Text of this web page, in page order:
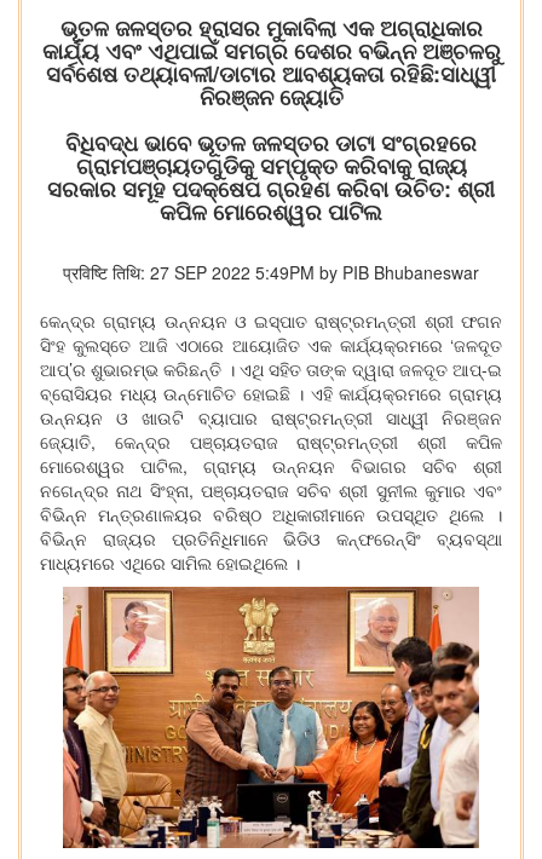
ଭୂତଳ ଜଳସ୍ତର ହ୍ରାସର ମୁକାବିଲା ଏକ ଅଗ୍ରାଧିକାର
କାର୍ଯ୍ୟ ଏବଂ ଏଥିପାଇଁ ସମଗ୍ର ଦେଶର ବଭିନ୍ନ ଅଞ୍ଚଳରୁ
ସର୍ବଶେଷ ତଥ୍ୟାବଳୀ/ଡାଟାର ଆବଶ୍ୟକତା ରହିଛି:ସାଧ୍ୱୀ
ନିରଞ୍ଜନ ଜ୍ୟୋତି
ବିଧିବଦ୍ଧ ଭାବେ ଭୂତଳ ଜଳସ୍ତର ଡାଟା ସଂଗ୍ରହରେ
ଗ୍ରାମପଞ୍ଚାୟତଗୁଡିକୁ ସମ୍ପୃକ୍ତ କରିବାକୁ ରାଜ୍ୟ
ସରକାର ସମୂହ ପଦକ୍ଷେପ ଗ୍ରହଣ କରିବା ଉଚିତ: ଶ୍ରୀ
କପିଳ ମୋରେଶ୍ୱର ପାଟିଲ
प्रविष्टि तिथि: 27 SEP 2022 5:49PM by PIB Bhubaneswar
କେନ୍ଦ୍ର ଗ୍ରାମ୍ୟ ଉନ୍ନୟନ ଓ ଇସ୍ପାତ ରାଷ୍ଟ୍ରମନ୍ତ୍ରୀ ଶ୍ରୀ ଫଗନ
ସିଂହ କୁଲସ୍ତେ ଆଜି ଏଠାରେ ଆୟୋଜିତ ଏକ କାର୍ଯ୍ୟକ୍ରମରେ ‘ଜଳଦୂତ
ଆପ୍‌’ର ଶୁଭାରମ୍ଭ କରିଛନ୍ତି । ଏଥି ସହିତ ତାଙ୍କ ଦ୍ୱାରା ଜଳଦୂତ ଆପ୍‌-ଇ
ବ୍ରୋସିୟର ମଧ୍ୟ ଉନ୍ମୋଚିତ ହୋଇଛି । ଏହି କାର୍ଯ୍ୟକ୍ରମରେ ଗ୍ରାମ୍ୟ
ଉନ୍ନୟନ ଓ ଖାଉଟି ବ୍ୟାପାର ରାଷ୍ଟ୍ରମନ୍ତ୍ରୀ ସାଧ୍ୱୀ ନିରଞ୍ଜନ
ଜ୍ୟୋତି, କେନ୍ଦ୍ର ପଞ୍ଚାୟତରାଜ ରାଷ୍ଟ୍ରମନ୍ତ୍ରୀ ଶ୍ରୀ କପିଳ
ମୋରେଶ୍ୱର ପାଟିଲ, ଗ୍ରାମ୍ୟ ଉନ୍ନୟନ ବିଭାଗର ସଚିବ ଶ୍ରୀ
ନଗେନ୍ଦ୍ର ନାଥ ସିଂହ୍ନା, ପଞ୍ଚାୟତରାଜ ସଚିବ ଶ୍ରୀ ସୁନୀଲ କୁମାର ଏବଂ
ବିଭିନ୍ନ ମନ୍ତ୍ରଣାଳୟର ବରିଷ୍ଠ ଅଧିକାରୀମାନେ ଉପସ୍ଥିତ ଥିଲେ ।
ବିଭିନ୍ନ ରାଜ୍ୟର ପ୍ରତିନିଧିମାନେ ଭିଡିଓ କନ୍‌ଫରେନ୍ସିଂ ବ୍ୟବସ୍ଥା
ମାଧ୍ୟମରେ ଏଥିରେ ସାମିଲ ହୋଇଥିଲେ ।